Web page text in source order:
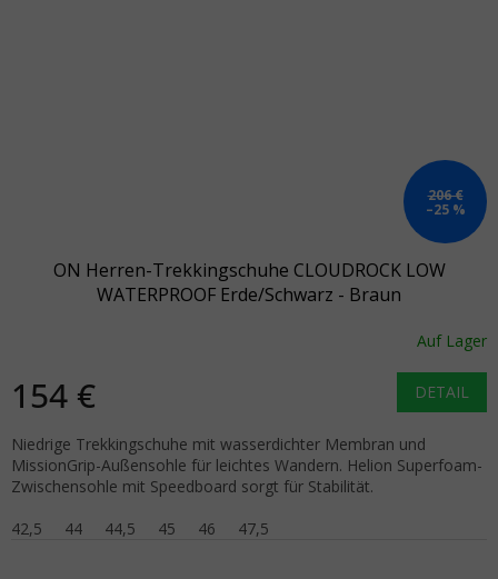
206 €
–25 %
ON Herren-Trekkingschuhe CLOUDROCK LOW
WATERPROOF Erde/Schwarz - Braun
Auf Lager
154 € DETAIL
Niedrige Trekkingschuhe mit wasserdichter Membran und
MissionGrip-Außensohle für leichtes Wandern. Helion Superfoam-
Zwischensohle mit Speedboard sorgt für Stabilität.
42,5
44 44,5 45 46 47,5